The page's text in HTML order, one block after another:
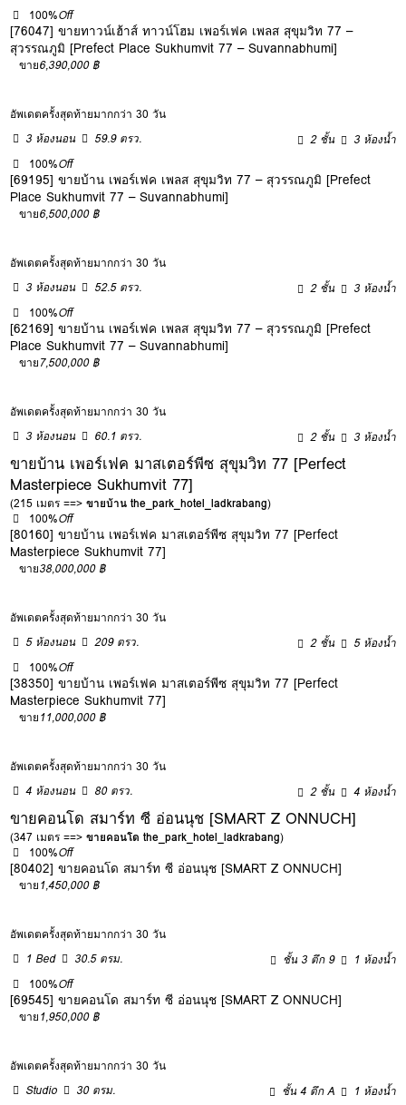
100%Off
[76047] ขายทาวน์เฮ้าส์ ทาวน์โฮม เพอร์เฟค เพลส สุขุมวิท 77 –
สุวรรณภูมิ [Prefect Place Sukhumvit 77 – Suvannabhumi]
ขาย6,390,000 ฿
อัพเดตครั้งสุดท้ายมากกว่า 30 วัน
3 ห้องนอน
59.9 ตรว. 2 ชั้น
3 ห้องน้ำ
100%Off
[69195] ขายบ้าน เพอร์เฟค เพลส สุขุมวิท 77 – สุวรรณภูมิ [Prefect
Place Sukhumvit 77 – Suvannabhumi]
ขาย6,500,000 ฿
อัพเดตครั้งสุดท้ายมากกว่า 30 วัน
3 ห้องนอน
52.5 ตรว. 2 ชั้น
3 ห้องน้ำ
100%Off
[62169] ขายบ้าน เพอร์เฟค เพลส สุขุมวิท 77 – สุวรรณภูมิ [Prefect
Place Sukhumvit 77 – Suvannabhumi]
ขาย7,500,000 ฿
อัพเดตครั้งสุดท้ายมากกว่า 30 วัน
3 ห้องนอน
60.1 ตรว. 2 ชั้น 3 ห้องน้ำ
ขายบ้าน เพอร์เฟค มาสเตอร์พีซ สุขุมวิท 77 [Perfect
Masterpiece Sukhumvit 77]
(215 เมตร ==>ขายบ้าน the_park_hotel_ladkrabang)
100%Off
[80160] ขายบ้าน เพอร์เฟค มาสเตอร์พีซ สุขุมวิท 77 [Perfect
Masterpiece Sukhumvit 77]
ขาย38,000,000 ฿
อัพเดตครั้งสุดท้ายมากกว่า 30 วัน
5 ห้องนอน
209 ตรว. 2 ชั้น
5 ห้องน้ำ
100%Off
[38350] ขายบ้าน เพอร์เฟค มาสเตอร์พีซ สุขุมวิท 77 [Perfect
Masterpiece Sukhumvit 77]
ขาย11,000,000 ฿
อัพเดตครั้งสุดท้ายมากกว่า 30 วัน
4 ห้องนอน
80 ตรว. 2 ชั้น 4 ห้องน้ำ
ขายคอนโด สมาร์ท ซี อ่อนนุช [SMART Z ONNUCH]
(347 เมตร ==>ขายคอนโด the_park_hotel_ladkrabang)
100%Off
[80402] ขายคอนโด สมาร์ท ซี อ่อนนุช [SMART Z ONNUCH]
ขาย1,450,000 ฿
อัพเดตครั้งสุดท้ายมากกว่า 30 วัน
1 Bed
30.5 ตรม. ชั้น 3 ตึก 9
1 ห้องน้ำ
100%Off
[69545] ขายคอนโด สมาร์ท ซี อ่อนนุช [SMART Z ONNUCH]
ขาย1,950,000 ฿
อัพเดตครั้งสุดท้ายมากกว่า 30 วัน
Studio
30 ตรม. ชั้น 4 ตึก A
1 ห้องน้ำ